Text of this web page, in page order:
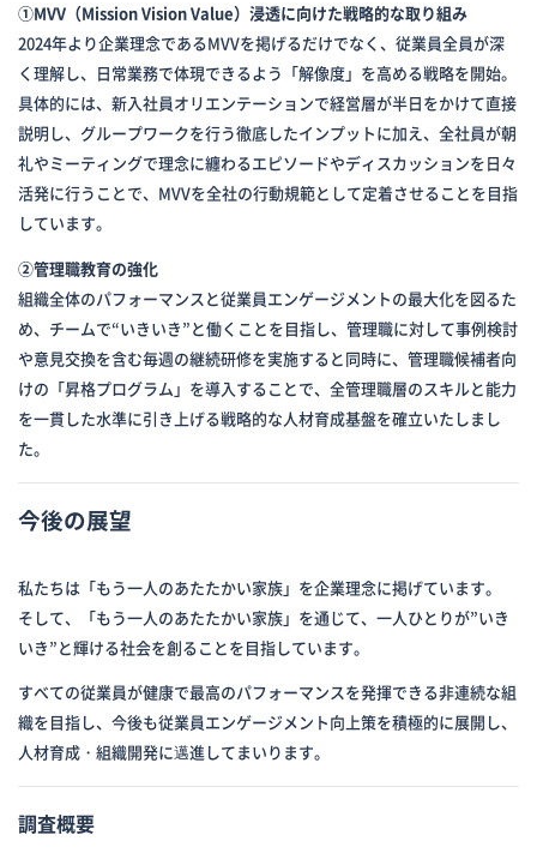
①MVV（Mission Vision Value）浸透に向けた戦略的な取り組み
2024年より企業理念であるMVVを掲げるだけでなく、従業員全員が深
く理解し、日常業務で体現できるよう「解像度」を高める戦略を開始。
具体的には、新入社員オリエンテーションで経営層が半日をかけて直接
説明し、グループワークを行う徹底したインプットに加え、全社員が朝
礼やミーティングで理念に纏わるエピソードやディスカッションを日々
活発に行うことで、MVVを全社の行動規範として定着させることを目指
しています。
②管理職教育の強化
組織全体のパフォーマンスと従業員エンゲージメントの最大化を図るた
め、チームで“いきいき”と働くことを目指し、管理職に対して事例検討
や意見交換を含む毎週の継続研修を実施すると同時に、管理職候補者向
けの「昇格プログラム」を導入することで、全管理職層のスキルと能力
を一貫した水準に引き上げる戦略的な人材育成基盤を確立いたしまし
た。
今後の展望
私たちは「もう一人のあたたかい家族」を企業理念に掲げています。
そして、「もう一人のあたたかい家族」を通じて、一人ひとりが”いき
いき”と輝ける社会を創ることを目指しています。
すべての従業員が健康で最高のパフォーマンスを発揮できる非連続な組
織を目指し、今後も従業員エンゲージメント向上策を積極的に展開し、
人材育成・組織開発に邁進してまいります。
調査概要